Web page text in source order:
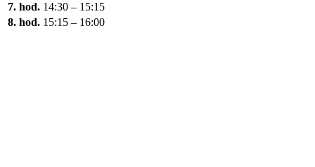
7. hod. 14:30 – 15:15
8. hod. 15:15 – 16:00